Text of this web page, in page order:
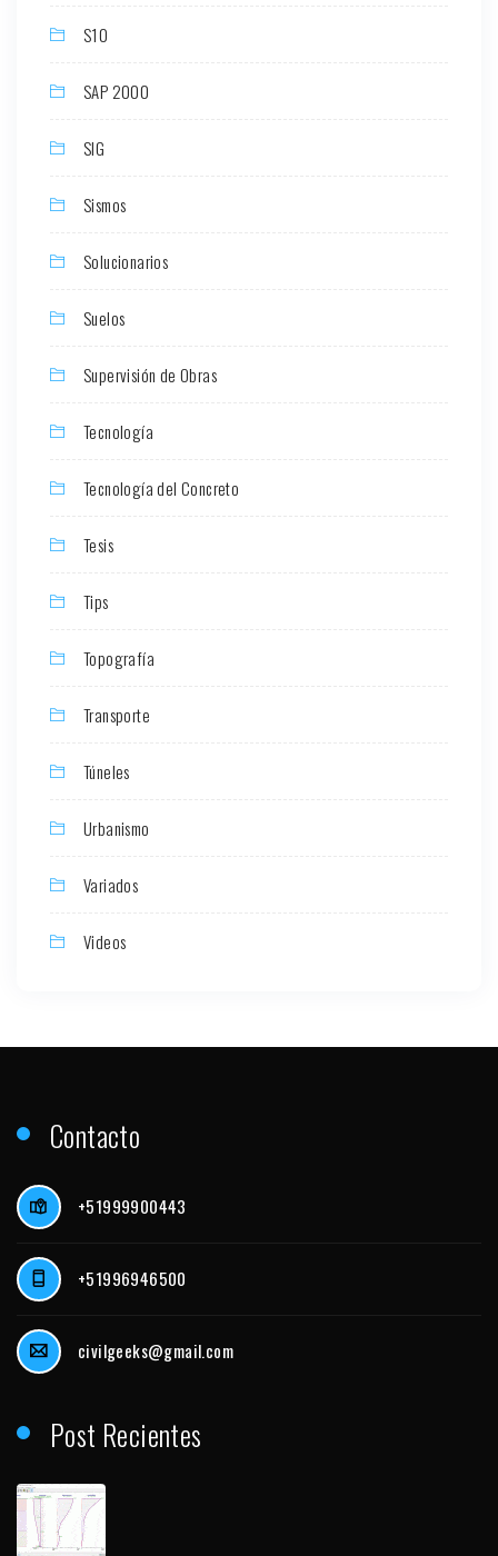
S10
SAP 2000
SIG
Sismos
Solucionarios
Suelos
Supervisión de Obras
Tecnología
Tecnología del Concreto
Tesis
Tips
Topografía
Transporte
Túneles
Urbanismo
Variados
Videos
Contacto
+51999900443
+51996946500
civilgeeks@gmail.com
Post Recientes